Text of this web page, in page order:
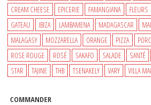
CREAM CHEESE
EPICERIE FAMANGIANA FLEURS
GATEAU
IBIZA LAMBAMENA MADAGASCAR
MALAGASY
MOZZARELLA ORANGE PIZZA PORC
ROSE ROUGE
ROSÉ SAKAFO SALADE SANTÉ
STAR
TAJINE THB TSENAKELY VARY VILLA
COMMANDER